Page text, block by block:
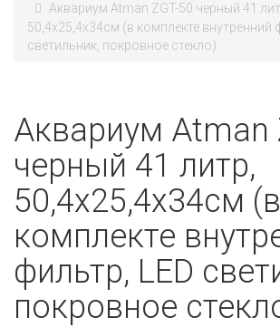
Аквариум Atman ZGT-50 черный 41
50,4х25,4х34см (в комплекте внутренний
светильник, покровное стекло)
Аквариум Atman
черный 41 литр,
50,4х25,4х34см (в
комплекте
фильтр, LED
покровное